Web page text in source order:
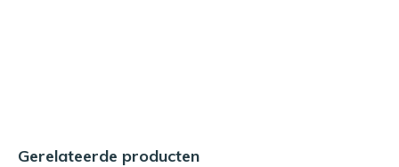
Gerelateerde producten